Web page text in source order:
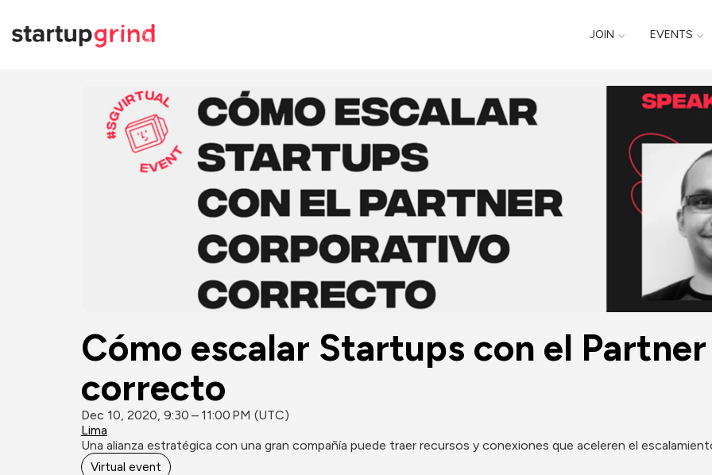
JOIN EVENTS
Cómo escalar Startups con el
correcto
Dec 10, 2020, 9:30 – 11:00 PM (UTC)
Lima
Una alianza estratégica con una gran compañía puede traer recursos y conexiones que aceleren el
Virtual event